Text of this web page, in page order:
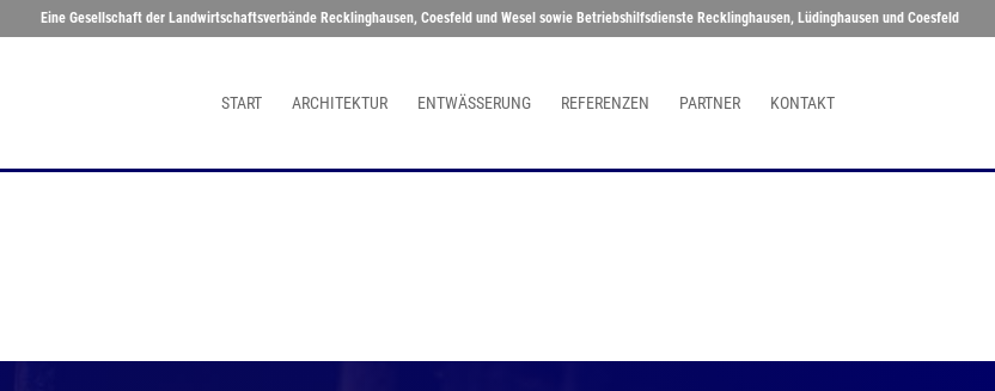
Eine Gesellschaft der Landwirtschaftsverbände Recklinghausen, Coesfeld und Wesel sowie Betriebshilfsdienste Recklinghausen, Lüdinghausen und Coesfeld
START ARCHITEKTUR ENTWÄSSERUNG REFERENZEN PARTNER KONTAKT